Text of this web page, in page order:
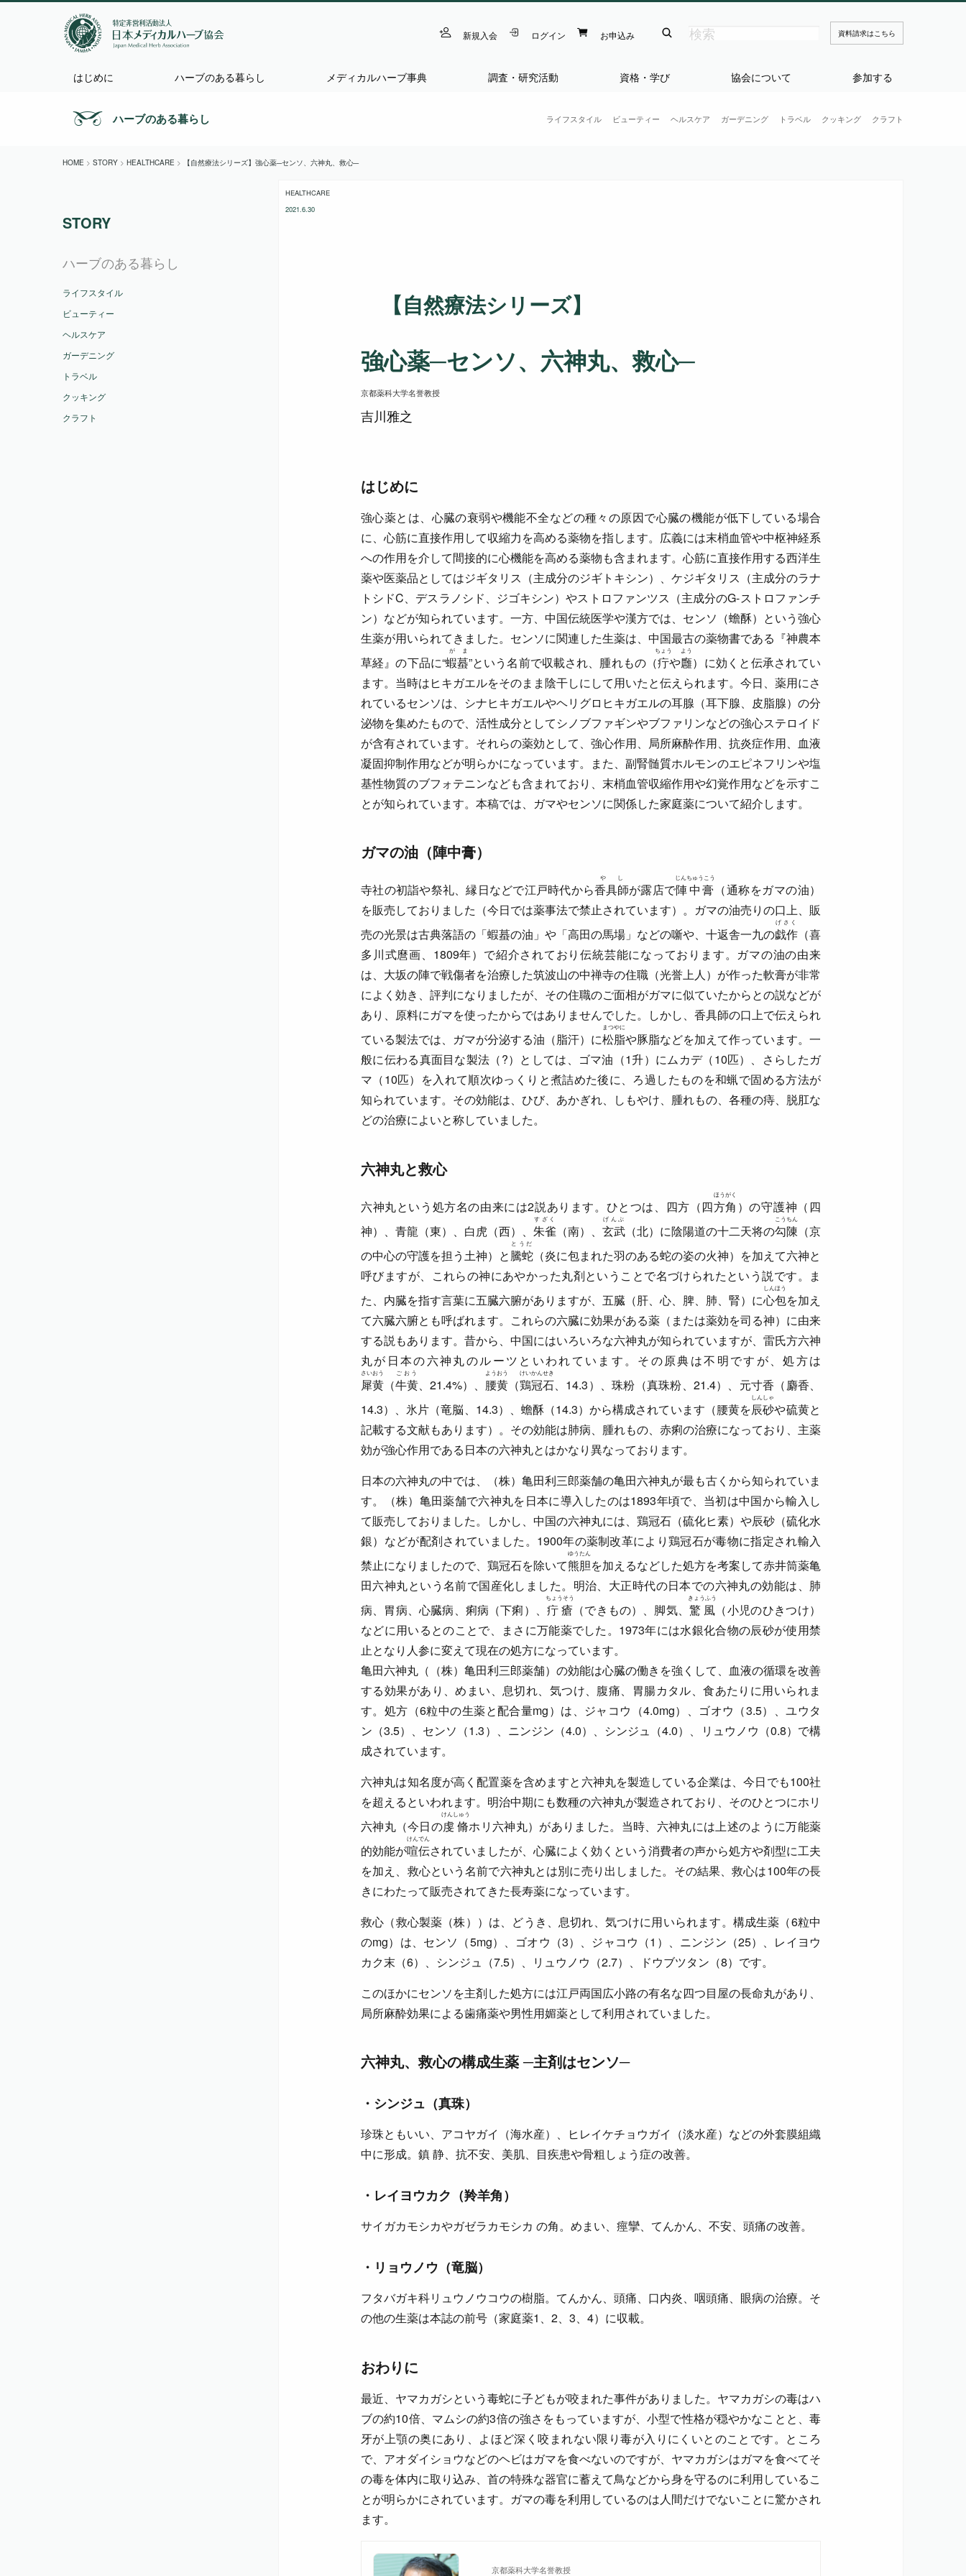
新規入会 ログイン お申込み 資料請求はこちら
はじめに ハーブのある暮らし メディカルハーブ事典 調査・研究活動 資格・学び 協会について 参加する
ハーブのある暮らし ライフスタイル ビューティー ヘルスケア ガーデニング トラベル クッキング クラフト
HOME > STORY > HEALTHCARE > 【自然療法シリーズ】 強心薬─センソ、六神丸、救心─
STORY
ハーブのある暮らし
ライフスタイル
ビューティー
ヘルスケア
ガーデニング
トラベル
クッキング
クラフト
HEALTHCARE
2021.6.30
【自然療法シリーズ】
強心薬─センソ、六神丸、救心─
京都薬科大学名誉教授
吉川雅之
はじめに
強心薬とは、心臓の衰弱や機能不全などの種々の原因で心臓の機能が低下している場合
に、心筋に直接作用して収縮力を高める薬物を指します。広義には末梢血管や中枢神経系
への作用を介して間接的に心機能を高める薬物も含まれます。心筋に直接作用する西洋生
薬や医薬品としてはジギタリス（主成分のジギトキシン）、ケジギタリス（主成分のラナ
トシドC、デスラノシド、ジゴキシン）やストロファンツス（主成分のG-ストロファンチ
ン）などが知られています。一方、中国伝統医学や漢方では、センソ（蟾酥）という強心
生薬が用いられてきました。センソに関連した生薬は、中国最古の薬物書である『神農本
草経』の下品に“蝦蟇”
がま
という名前で収載され、腫れもの（疔
ちょう
や廱
よう
）に効くと伝承されてい
ます。当時はヒキガエルをそのまま陰干しにして用いたと伝えられます。今日、薬用にさ
れているセンソは、シナヒキガエルやヘリグロヒキガエルの耳腺（耳下腺、皮脂腺）の分
泌物を集めたもので、活性成分としてシノブファギンやブファリンなどの強心ステロイド
が含有されています。それらの薬効として、強心作用、局所麻酔作用、抗炎症作用、血液
凝固抑制作用などが明らかになっています。また、副腎髄質ホルモンのエピネフリンや塩
基性物質のブフォテニンなども含まれており、末梢血管収縮作用や幻覚作用などを示すこ
とが知られています。本稿では、ガマやセンソに関係した家庭薬について紹介します。
ガマの油（陣中膏）
寺社の初詣や祭礼、縁日などで江戸時代から香具師
やし
が露店で陣中膏
じんちゅうこう
（通称をガマの油）
を販売しておりました（今日では薬事法で禁止されています）。ガマの油売りの口上、販
売の光景は古典落語の「蝦蟇の油」や「高田の馬場」などの噺や、十返舎一九の戯作
げさく
（喜
多川式麿画、1809年）で紹介されており伝統芸能になっております。ガマの油の由来
は、大坂の陣で戦傷者を治療した筑波山の中禅寺の住職（光誉上人）が作った軟膏が非常
によく効き、評判になりましたが、その住職のご面相がガマに似ていたからとの説などが
あり、原料にガマを使ったからではありませんでした。しかし、香具師の口上で伝えられ
ている製法では、ガマが分泌する油（脂汗）に松脂
まつやに
や豚脂などを加えて作っています。一
般に伝わる真面目な製法（?）としては、ゴマ油（1升）にムカデ（10匹）、さらしたガ
マ（10匹）を入れて順次ゆっくりと煮詰めた後に、ろ過したものを和蝋で固める方法が
知られています。その効能は、ひび、あかぎれ、しもやけ、腫れもの、各種の痔、脱肛な
どの治療によいと称していました。
六神丸と救心
六神丸という処方名の由来には2説あります。ひとつは、四方（四方角
ほうがく
）の守護神（四
神）、青龍（東）、白虎（西）、 朱雀
すざく
（南）、 玄武
げんぶ
（北）に陰陽道の十二天将の勾陳
こうちん
（京
の中心の守護を担う土神）と騰蛇
とうだ
（炎に包まれた羽のある蛇の姿の火神）を加えて六神と
呼びますが、これらの神にあやかった丸剤ということで名づけられたという説です。ま
た、内臓を指す言葉に五臓六腑がありますが、五臓（肝、心、脾、肺、腎）に心包
しんほう
を加え
て六臓六腑とも呼ばれます。これらの六臓に効果がある薬（または薬効を司る神）に由来
する説もあります。昔から、中国にはいろいろな六神丸が知られていますが、雷氏方六神
丸が日本の六神丸のルーツといわれています。その原典は不明ですが、処方は
犀黄
さいおう
（牛黄
ごおう
、21.4%）、 腰黄
ようおう
（鶏冠石
けいかんせき
、14.3）、珠粉（真珠粉、21.4）、元寸香（麝香、
14.3）、氷片（竜脳、14.3）、蟾酥（14.3）から構成されています（腰黄を辰砂
しんしゃ
や硫黄と
記載する文献もあります）。その効能は肺病、腫れもの、赤痢の治療になっており、主薬
効が強心作用である日本の六神丸とはかなり異なっております。
日本の六神丸の中では、（株）亀田利三郎薬舗の亀田六神丸が最も古くから知られていま
す。（株）亀田薬舗で六神丸を日本に導入したのは1893年頃で、当初は中国から輸入し
て販売しておりました。しかし、中国の六神丸には、鶏冠石（硫化ヒ素）や辰砂（硫化水
銀）などが配剤されていました。1900年の薬制改革により鶏冠石が毒物に指定され輸入
禁止になりましたので、鶏冠石を除いて熊胆
ゆうたん
を加えるなどした処方を考案して赤井筒薬亀
田六神丸という名前で国産化しました。明治、大正時代の日本での六神丸の効能は、肺
病、胃病、心臓病、痢病（下痢）、 疔瘡
ちょうそう
（できもの）、脚気、 驚風
きょうふう
（小児のひきつけ）
などに用いるとのことで、まさに万能薬でした。1973年には水銀化合物の辰砂が使用禁
止となり人参に変えて現在の処方になっています。
亀田六神丸（（株）亀田利三郎薬舗）の効能は心臓の働きを強くして、血液の循環を改善
する効果があり、めまい、息切れ、気つけ、腹痛、胃腸カタル、食あたりに用いられま
す。処方（6粒中の生薬と配合量mg）は、ジャコウ（4.0mg）、ゴオウ（3.5）、ユウタ
ン（3.5）、センソ（1.3）、ニンジン（4.0）、シンジュ（4.0）、リュウノウ（0.8）で構
成されています。
六神丸は知名度が高く配置薬を含めますと六神丸を製造している企業は、今日でも100社
を超えるといわれます。明治中期にも数種の六神丸が製造されており、そのひとつにホリ
六神丸（今日の虔脩
けんしゅう
ホリ六神丸）がありました。当時、六神丸には上述のように万能薬
的効能が喧伝
けんでん
されていましたが、心臓によく効くという消費者の声から処方や剤型に工夫
を加え、救心という名前で六神丸とは別に売り出しました。その結果、救心は100年の長
きにわたって販売されてきた長寿薬になっています。
救心（救心製薬（株））は、どうき、息切れ、気つけに用いられます。構成生薬（6粒中
のmg）は、センソ（5mg）、ゴオウ（3）、ジャコウ（1）、ニンジン（25）、レイヨウ
カク末（6）、シンジュ（7.5）、リュウノウ（2.7）、ドウブツタン（8）です。
このほかにセンソを主剤した処方には江戸両国広小路の有名な四つ目屋の長命丸があり、
局所麻酔効果による歯痛薬や男性用媚薬として利用されていました。
六神丸、救心の構成生薬 ─主剤はセンソ─
・シンジュ（真珠）
珍珠ともいい、アコヤガイ（海水産）、ヒレイケチョウガイ（淡水産）などの外套膜組織
中に形成。鎮 静、抗不安、美肌、目疾患や骨粗しょう症の改善。
・レイヨウカク（羚羊角）
サイガカモシカやガゼラカモシカ の角。めまい、痙攣、てんかん、不安、頭痛の改善。
・リョウノウ（竜脳）
フタバガキ科リュウノウコウの樹脂。てんかん、頭痛、口内炎、咽頭痛、眼病の治療。そ
の他の生薬は本誌の前号（家庭薬1、2、3、4）に収載。
おわりに
最近、ヤマカガシという毒蛇に子どもが咬まれた事件がありました。ヤマカガシの毒はハ
ブの約10倍、マムシの約3倍の強さをもっていますが、小型で性格が穏やかなことと、毒
牙が上顎の奥にあり、よほど深く咬まれない限り毒が入りにくいとのことです。ところ
で、アオダイショウなどのヘビはガマを食べないのですが、ヤマカガシはガマを食べてそ
の毒を体内に取り込み、首の特殊な器官に蓄えて鳥などから身を守るのに利用しているこ
とが明らかにされています。ガマの毒を利用しているのは人間だけでないことに驚かされ
ます。
京都薬科大学名誉教授